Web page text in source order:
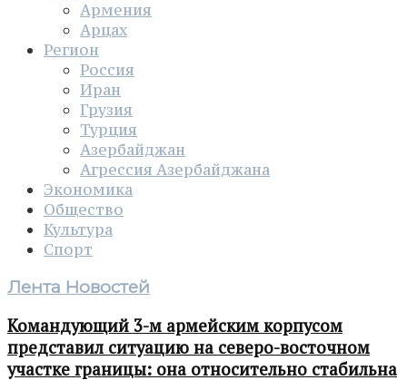
Армения
Арцах
Регион
Россия
Иран
Грузия
Турция
Азербайджан
Агрессия Азербайджана
Экономика
Общество
Культура
Спорт
Лента Новостей
Командующий 3-м армейским корпусом
представил ситуацию на северо-восточном
участке границы: она относительно стабильна